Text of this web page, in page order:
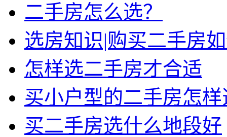
二手房怎么选？
选房知识|购买二手房
怎样选二手房才合适
买小户型的二手房怎样
买二手房选什么地段好